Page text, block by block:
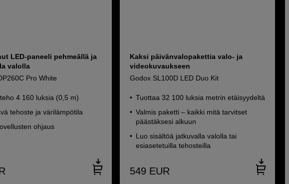
LED-paneeli pehmeällä ja
valolla
Pro White
4 160 luksia (0,5 m)
tehoste ja värilämpötila
ohjaus
Kaksi päivänvalopakettia valo- ja
videokuvaukseen
Godox SL100D LED Duo Kit
Tuottaa 32 100 luksia metrin etäisyydeltä
Valmis paketti – kaikki mitä tarvitset
päästäksesi alkuun
Luo sisältöä jatkuvalla valolla tai
esiasetetuilla tehosteilla
549 EUR